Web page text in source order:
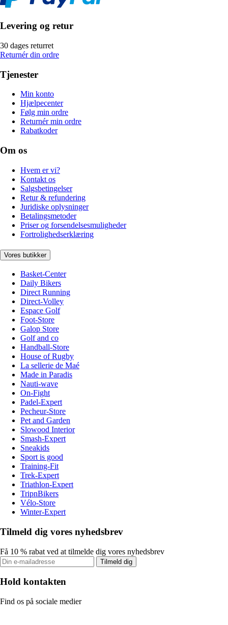
Levering og retur
30 dages returret
Returnér din ordre
Tjenester
Min konto
Hjælpecenter
Følg min ordre
Returnér min ordre
Rabatkoder
Om os
Hvem er vi?
Kontakt os
Salgsbetingelser
Retur & refundering
Juridiske oplysninger
Betalingsmetoder
Priser og forsendelsesmuligheder
Fortrolighedserklæring
Vores butikker
Basket-Center
Daily Bikers
Direct Running
Direct-Volley
Espace Golf
Foot-Store
Galop Store
Golf and co
Handball-Store
House of Rugby
La sellerie de Maé
Made in Paradis
Nauti-wave
On-Fight
Padel-Expert
Pecheur-Store
Pet and Garden
Slowood Interior
Smash-Expert
Sneakids
Sport is good
Training-Fit
Trek-Expert
Triathlon-Expert
TripnBikers
Vélo-Store
Winter-Expert
Tilmeld dig vores nyhedsbrev
Få 10 % rabat ved at tilmelde dig vores nyhedsbrev
Tilmeld dig
Hold kontakten
Find os på sociale medier